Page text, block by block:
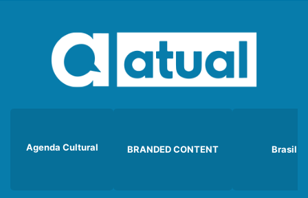
Agenda Cultural BRANDED CONTENT Brasil